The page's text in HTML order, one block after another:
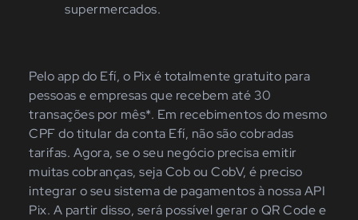
supermercados.
Pelo app do Efí, o Pix é totalmente gratuito para
pessoas e empresas que recebem até 30
transações por mês*. Em recebimentos do mesmo
CPF do titular da conta Efí, não são cobradas
tarifas. Agora, se o seu negócio precisa emitir
muitas cobranças, seja Cob ou CobV, é preciso
integrar o seu sistema de pagamentos à nossa API
Pix. A partir disso, será possível gerar o QR Code e